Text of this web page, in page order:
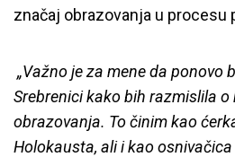
značaj obrazovanja u procesu
„Važno je za mene da ponovo
Srebrenici kako bih razmislila
obrazovanja. To činim kao
Holokausta, ali i kao